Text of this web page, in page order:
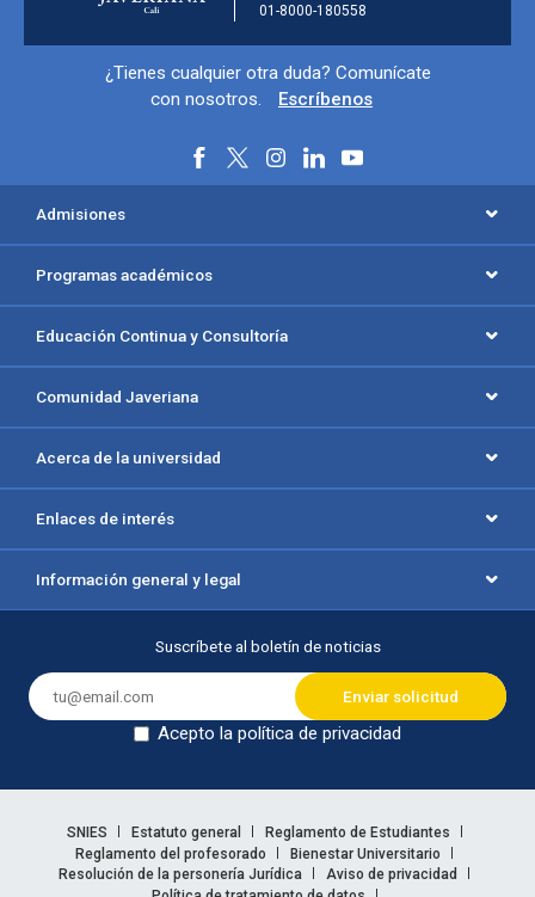
01-8000-180558
Información y redes sociales
¿Tienes cualquier otra duda? Comunícate
con nosotros.
Escríbenos
Menú principal del footer
Admisiones
Programas académicos
Educación Continua y Consultoría
Comunidad Javeriana
Acerca de la universidad
Enlaces de interés
Información general y legal
Suscríbete al boletín de noticias
Acepto la política de privacidad
Enlaces legales
SNIES Estatuto general
Reglamento de Estudiantes
Reglamento del profesorado
Bienestar Universitario
Resolución de la personería Jurídica
Aviso de privacidad